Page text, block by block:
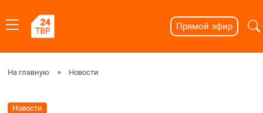
Прямой эфир
На главную Новости
Новости